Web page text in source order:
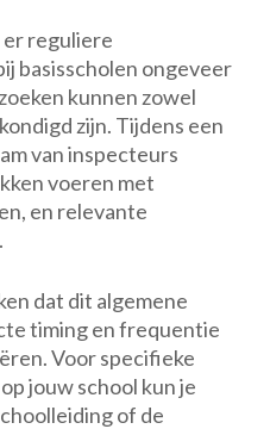
reguliere
basisscholen ongeveer
kunnen zowel
zijn. Tijdens een
van inspecteurs
voeren met
en relevante
dat dit algemene
timing en frequentie
Voor specifieke
jouw school kun je
of de